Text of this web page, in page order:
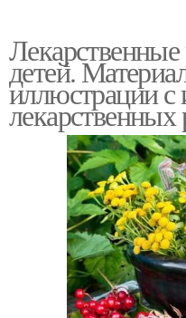
Лекарственные
детей.
иллюстрации с
лекарственных